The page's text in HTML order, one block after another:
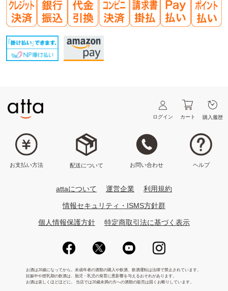
ログイン カート 購入履歴
お支払い方法 配送について お問い合わせ ヘルプ
attaについて 運営企業 利用規約
情報セキュリティ・ISMS方針群
個人情報保護方針 特定商取引法に基づく表示